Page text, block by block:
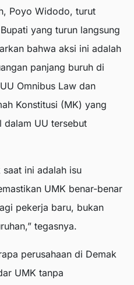
Poyo Widodo, turut
yang turun langsung
bahwa aksi ini adalah
panjang buruh di
Omnibus Law dan
Konstitusi (MK) yang
dalam UU tersebut
ini adalah isu
UMK benar-benar
pekerja baru, bukan
tegasnya.
perusahaan di Demak
UMK tanpa